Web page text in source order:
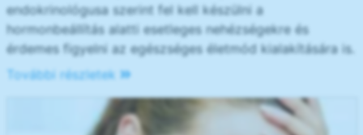
endokrinológusa szerint fel kell készülni a
hormonbeállítás alatti esetleges nehézségekre és
érdemes figyelni az egészséges életmód kialakítására is.
További részletek